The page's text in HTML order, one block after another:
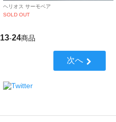
ヘリオス サーモベア
SOLD OUT
13-24商品
次へ